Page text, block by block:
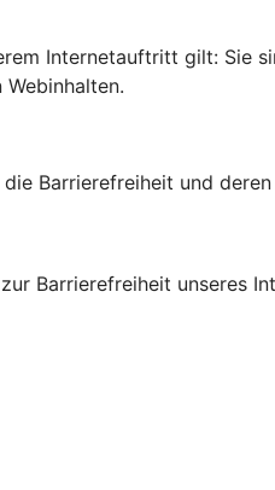
Internetauftritt gilt: Sie
Barrierefreiheit und
Barrierefreiheit unseres